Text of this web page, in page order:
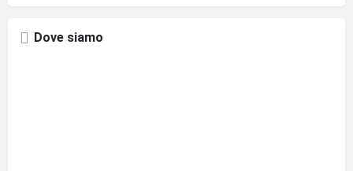
Dove siamo